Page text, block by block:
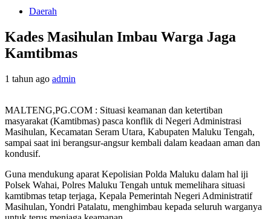
Daerah
Kades Masihulan Imbau Warga Jaga
Kamtibmas
1 tahun ago admin
MALTENG,PG.COM : Situasi keamanan dan ketertiban
masyarakat (Kamtibmas) pasca konflik di Negeri Administrasi
Masihulan, Kecamatan Seram Utara, Kabupaten Maluku Tengah,
sampai saat ini berangsur-angsur kembali dalam keadaan aman dan
kondusif.
Guna mendukung aparat Kepolisian Polda Maluku dalam hal iji
Polsek Wahai, Polres Maluku Tengah untuk memelihara situasi
kamtibmas tetap terjaga, Kepala Pemerintah Negeri Administratif
Masihulan, Yondri Patalatu, menghimbau kepada seluruh warganya